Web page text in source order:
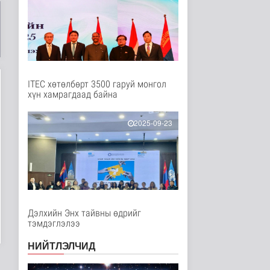
6 цаг 45 минутын өмнө
Ерөнхий сайд БНХАУ-
аас сар бүр 12-15
мянган тонн..
6 цаг 51 минутын өмнө
олговрын асуудлыг
хуулийн..
Нийгэм
6 цаг 54 минутын өмнө
Бамбай хоншоорт
могойд хатгуулахаас
сэрэмжлээрэй
8 цаг 1 минутын өмнө
эмнэлгийн салбарын
өрсөлдөх чадва..
Нийгэм
ITEC хөтөлбөрт 3500 гаруй монгол
хүн хамрагдаад байна
2025-09-23
Дэлхийн Энх тайвны өдрийг
тэмдэглэлээ
НИЙТЛЭЛЧИД